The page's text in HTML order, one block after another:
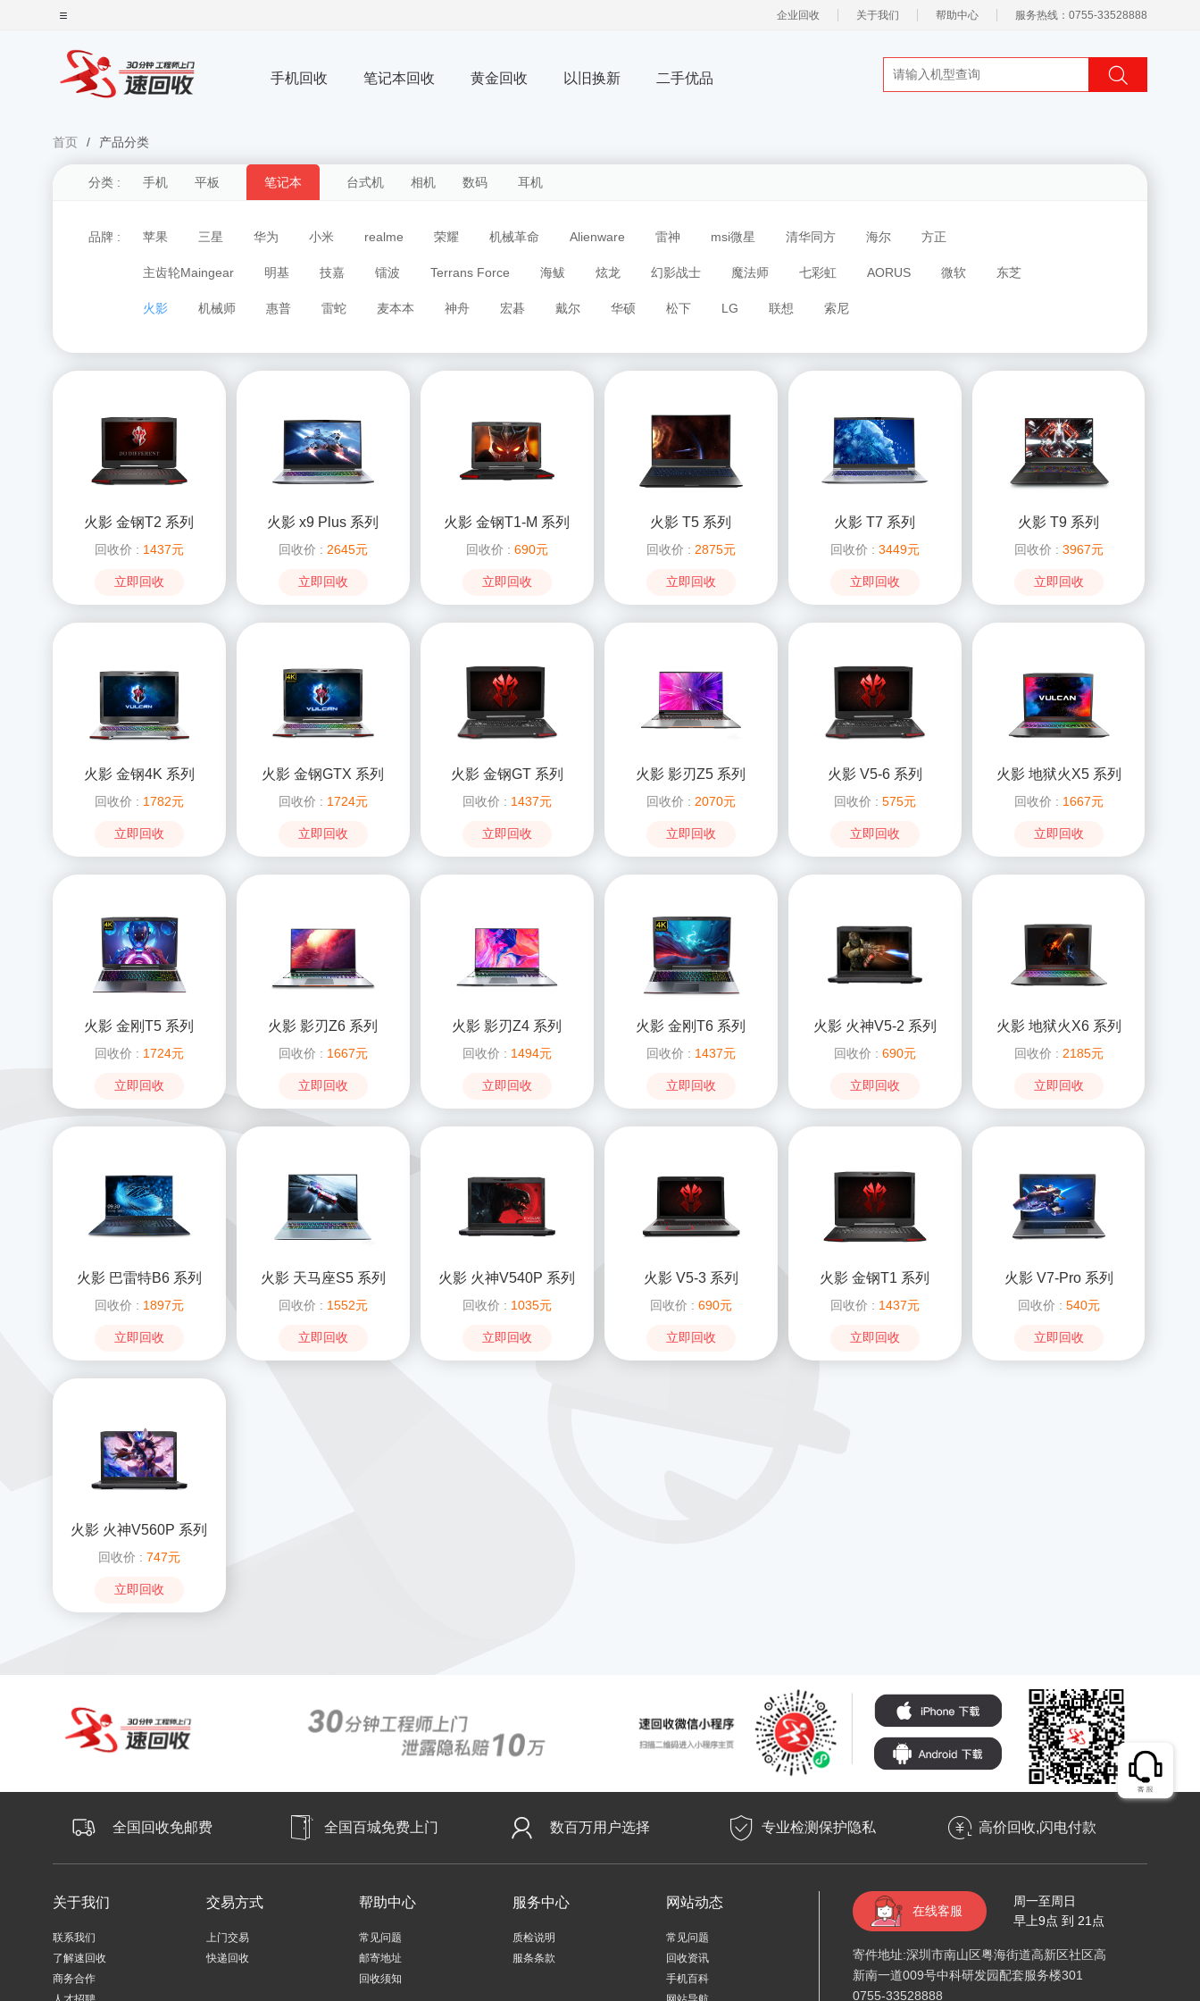
企业回收 关于我们 帮助中心 服务热线：0755-33528888
手机回收 笔记本回收 黄金回收 以旧换新 二手优品
首页 产品分类
分类 : 手机 平板 笔记本 台式机 相机 数码 耳机
品牌 : 苹果 三星 华为 小米 realme 荣耀 机械革命 Alienware 雷神 msi微星 清华同方 海尔 方正
主齿轮Maingear 明基 技嘉 镭波 Terrans Force 海鲅 炫龙 幻影战士 魔法师 七彩虹 AORUS 微软 东芝
火影 机械师 惠普 雷蛇 麦本本 神舟 宏碁 戴尔 华硕 松下 LG 联想 索尼
火影 金钢T2 系列
回收价 : 1437元
立即回收
火影 x9 Plus 系列
回收价 : 2645元
立即回收
火影 金钢T1-M 系列
回收价 : 690元
立即回收
火影 T5 系列
回收价 : 2875元
立即回收
火影 T7 系列
回收价 : 3449元
立即回收
火影 T9 系列
回收价 : 3967元
立即回收
火影 金钢4K 系列
回收价 : 1782元
立即回收
火影 金钢GTX 系列
回收价 : 1724元
立即回收
火影 金钢GT 系列
回收价 : 1437元
立即回收
火影 影刃Z5 系列
回收价 : 2070元
立即回收
火影 V5-6 系列
回收价 : 575元
立即回收
火影 地狱火X5 系列
回收价 : 1667元
立即回收
火影 金刚T5 系列
回收价 : 1724元
立即回收
火影 影刃Z6 系列
回收价 : 1667元
立即回收
火影 影刃Z4 系列
回收价 : 1494元
立即回收
火影 金刚T6 系列
回收价 : 1437元
立即回收
火影 火神V5-2 系列
回收价 : 690元
立即回收
火影 地狱火X6 系列
回收价 : 2185元
立即回收
火影 巴雷特B6 系列
回收价 : 1897元
立即回收
火影 天马座S5 系列
回收价 : 1552元
立即回收
火影 火神V540P 系列
回收价 : 1035元
立即回收
火影 V5-3 系列
回收价 : 690元
立即回收
火影 金钢T1 系列
回收价 : 1437元
立即回收
火影 V7-Pro 系列
回收价 : 540元
立即回收
火影 火神V560P 系列
回收价 : 747元
立即回收
全国回收免邮费 全国百城免费上门 数百万用户选择 专业检测保护隐私 高价回收,闪电付款
关于我们
联系我们
了解速回收
商务合作
交易方式
上门交易
快递回收
帮助中心
常见问题
邮寄地址
回收须知
服务中心
质检说明
服条条款
网站动态
常见问题
回收资讯
手机百科
在线客服
周一至周日
早上9点 到 21点
寄件地址:深圳市南山区粤海街道高新区社区高
新南一道009号中科研发园配套服务楼301
0755-33528888